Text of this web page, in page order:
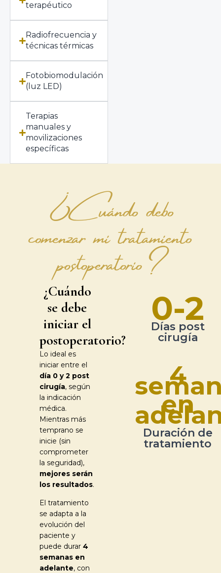
terapéutico
Radiofrecuencia y
técnicas térmicas
Fotobiomodulación
(luz LED)
Terapias
manuales y
movilizaciones
específicas
¿Cuándo debo
comenzar mi tratamiento
postoperatorio?
¿Cuándo
se debe
iniciar el
postoperatorio?
Lo ideal es
iniciar entre el
día 0 y 2 post
cirugía, según
la indicación
médica.
Mientras más
temprano se
inicie (sin
comprometer
la seguridad),
mejores serán
los resultados.
El tratamiento
se adapta a la
evolución del
paciente y
puede durar 4
semanas en
adelante, con
0-2
Días post
cirugía
4
en
Duración de
tratamiento